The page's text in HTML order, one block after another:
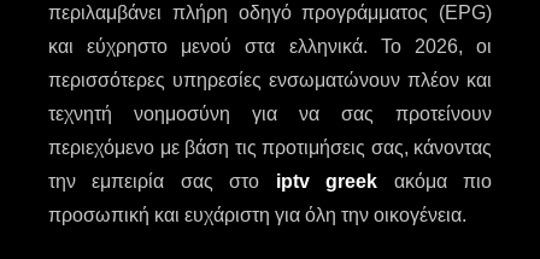
περιλαμβάνει πλήρη οδηγό προγράμματος (EPG)
και εύχρηστο μενού στα ελληνικά. Το 2026, οι
περισσότερες υπηρεσίες ενσωματώνουν πλέον και
τεχνητή νοημοσύνη για να σας προτείνουν
περιεχόμενο με βάση τις προτιμήσεις σας, κάνοντας
την εμπειρία σας στο iptv greek ακόμα πιο
προσωπική και ευχάριστη για όλη την οικογένεια.